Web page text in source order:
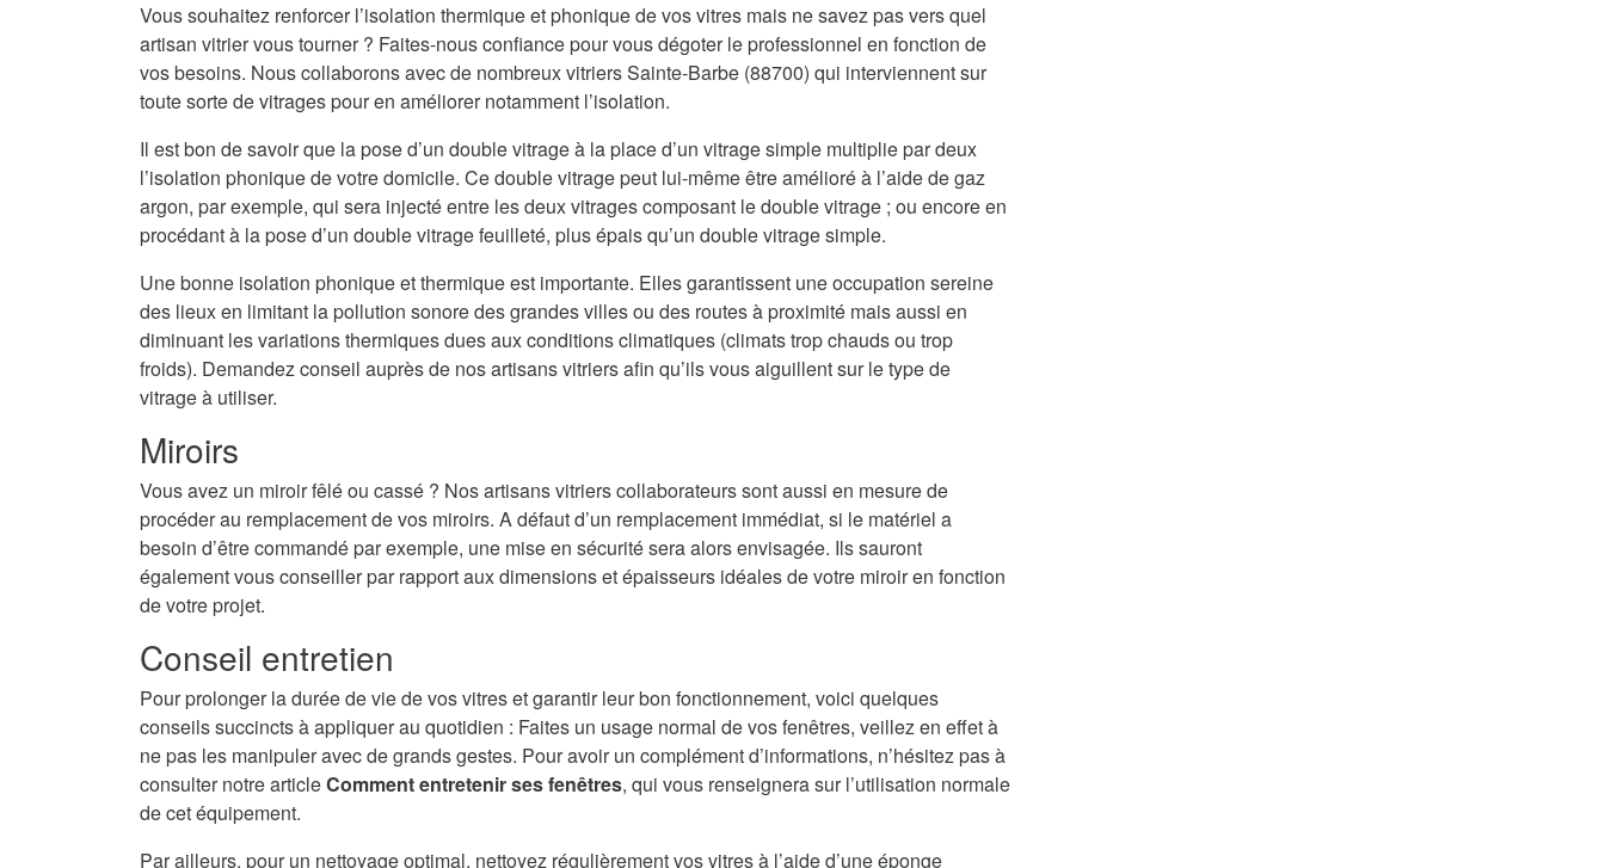
Vous souhaitez renforcer l’isolation thermique et phonique de vos vitres mais ne savez pas vers quel
artisan vitrier vous tourner ? Faites-nous confiance pour vous dégoter le professionnel en fonction de
vos besoins. Nous collaborons avec de nombreux vitriers Sainte-Barbe (88700) qui interviennent sur
toute sorte de vitrages pour en améliorer notamment l’isolation.
Il est bon de savoir que la pose d’un double vitrage à la place d’un vitrage simple multiplie par deux
l’isolation phonique de votre domicile. Ce double vitrage peut lui-même être amélioré à l’aide de gaz
argon, par exemple, qui sera injecté entre les deux vitrages composant le double vitrage ; ou encore en
procédant à la pose d’un double vitrage feuilleté, plus épais qu’un double vitrage simple.
Une bonne isolation phonique et thermique est importante. Elles garantissent une occupation sereine
des lieux en limitant la pollution sonore des grandes villes ou des routes à proximité mais aussi en
diminuant les variations thermiques dues aux conditions climatiques (climats trop chauds ou trop
froids). Demandez conseil auprès de nos artisans vitriers afin qu’ils vous aiguillent sur le type de
vitrage à utiliser.
Miroirs
Vous avez un miroir fêlé ou cassé ? Nos artisans vitriers collaborateurs sont aussi en mesure de
procéder au remplacement de vos miroirs. A défaut d’un remplacement immédiat, si le matériel a
besoin d’être commandé par exemple, une mise en sécurité sera alors envisagée. Ils sauront
également vous conseiller par rapport aux dimensions et épaisseurs idéales de votre miroir en fonction
de votre projet.
Conseil entretien
Pour prolonger la durée de vie de vos vitres et garantir leur bon fonctionnement, voici quelques
conseils succincts à appliquer au quotidien : Faites un usage normal de vos fenêtres, veillez en effet à
ne pas les manipuler avec de grands gestes. Pour avoir un complément d’informations, n’hésitez pas à
consulter notre articleComment entretenir ses fenêtres, qui vous renseignera sur l’utilisation normale
de cet équipement.
Par ailleurs, pour un nettoyage optimal, nettoyez régulièrement vos vitres à l’aide d’une éponge